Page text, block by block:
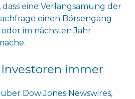
eine Verlangsamung der
einen Börsengang
im nächsten Jahr
immer
Dow Jones Newswires,